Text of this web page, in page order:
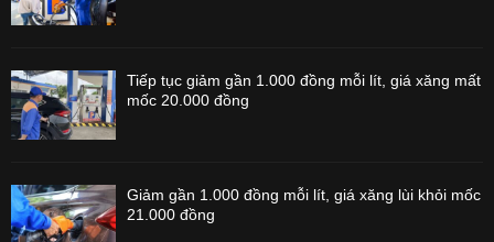
Tiếp tục giảm gần 1.000 đồng mỗi lít, giá xăng mất
mốc 20.000 đồng
Giảm gần 1.000 đồng mỗi lít, giá xăng lùi khỏi mốc
21.000 đồng